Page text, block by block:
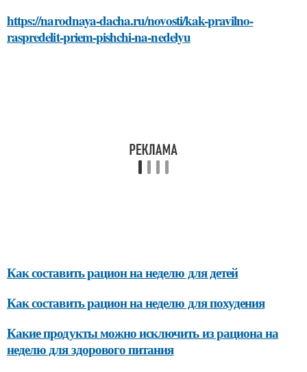
https://narodnaya-dacha.ru/novosti/kak-pravilno-
raspredelit-priem-pishchi-na-nedelyu
Как составить рацион на неделю для детей
Как составить рацион на неделю для похудения
Какие продукты можно исключить из рациона на
неделю для здорового питания